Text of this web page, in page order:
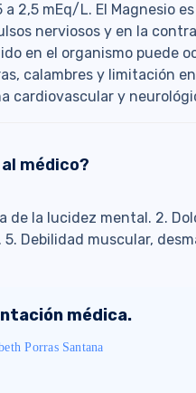
2,5 mEq/L. El Magnesio
nerviosos y en la
en el organismo puede
calambres y limitación
cardiovascular y
médico?
de la lucidez mental. 2.
Debilidad muscular,
médica.
Porras Santana